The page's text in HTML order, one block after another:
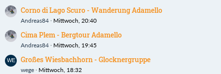
Corno di Lago Scuro - Wanderung Adamello
Andreas84 Mittwoch, 20:40
Cima Plem - Bergtour Adamello
Andreas84 Mittwoch, 19:45
Großes Wiesbachhorn - Glocknergruppe
wege Mittwoch, 18:32